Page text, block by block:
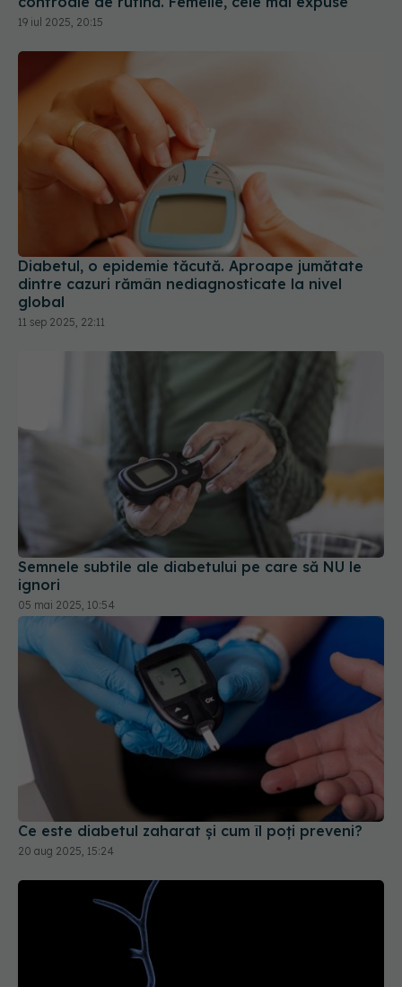
19 iul 2025, 20:15
Diabetul, o epidemie tăcută. Aproape jumătate
dintre cazuri rămân nediagnosticate la nivel
global
11 sep 2025, 22:11
Semnele subtile ale diabetului pe care să NU le
ignori
05 mai 2025, 10:54
Ce este diabetul zaharat și cum îl poți preveni?
20 aug 2025, 15:24